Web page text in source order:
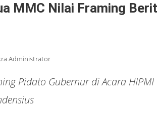
MMC Nilai Framing
Administrator
Pidato Gubernur di Acara